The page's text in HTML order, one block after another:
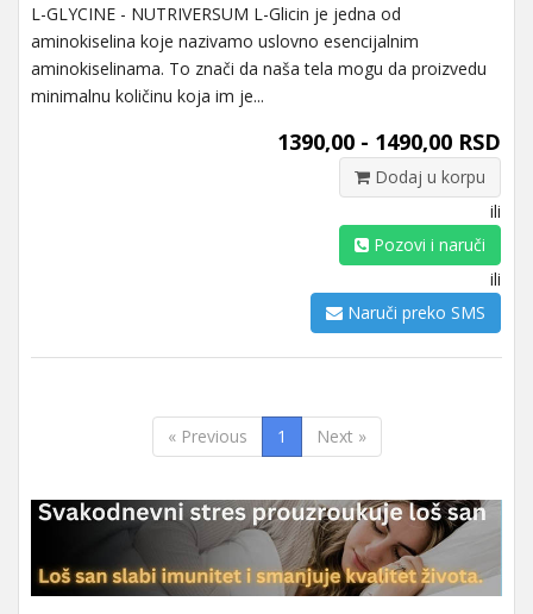
L-GLYCINE - NUTRIVERSUM L-Glicin je jedna od
aminokiselina koje nazivamo uslovno esencijalnim
aminokiselinama. To znači da naša tela mogu da proizvedu
minimalnu količinu koja im je...
1390,00 - 1490,00 RSD
Dodaj u korpu
ili
Pozovi i naruči
ili
Naruči preko SMS
« Previous 1 Next »